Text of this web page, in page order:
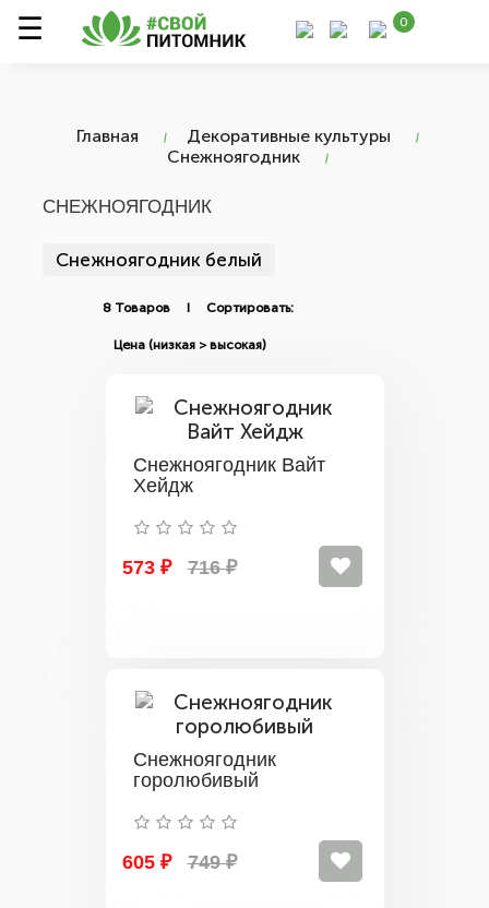
0
Главная
Декоративные культуры
Снежноягодник
СНЕЖНОЯГОДНИК
Снежноягодник белый
8 Товаров I Сортировать:
Снежноягодник Вайт
Хейдж
573 ₽ 716 ₽
Снежноягодник
горолюбивый
605 ₽ 749 ₽